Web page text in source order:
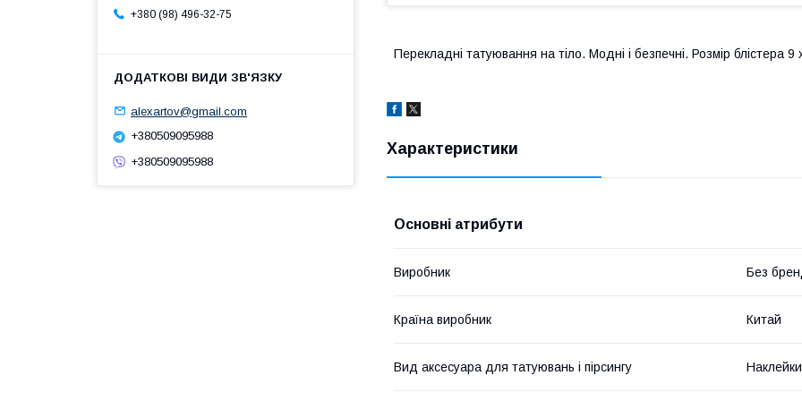
Перекладні татуювання на тіло. Модні і безпечні. Розмір блістера 9
Характеристики
Основні атрибути
Виробник Без
Країна виробник Китай
Вид аксесуара для татуювань і пірсингу
+380 (98) 496-32-75
alexartov@gmail.com
+380509095988
+380509095988